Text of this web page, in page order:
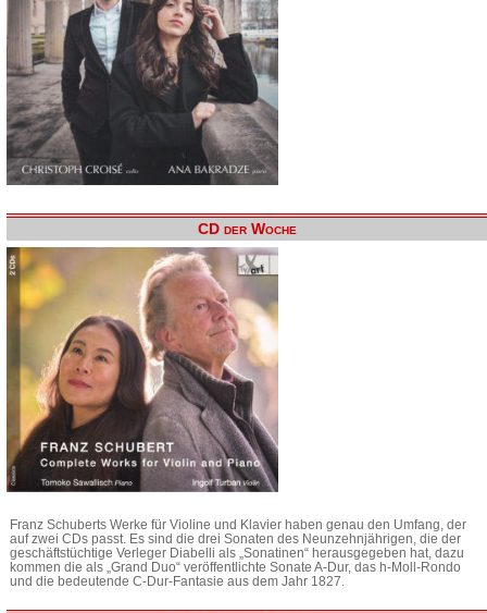
CD der Woche
Franz Schuberts Werke für Violine und Klavier haben genau den Umfang, der
auf zwei CDs passt. Es sind die drei Sonaten des Neunzehnjährigen, die der
geschäftstüchtige Verleger Diabelli als „Sonatinen“ herausgegeben hat, dazu
kommen die als „Grand Duo“ veröffentlichte Sonate A-Dur, das h-Moll-Rondo
und die bedeutende C-Dur-Fantasie aus dem Jahr 1827.